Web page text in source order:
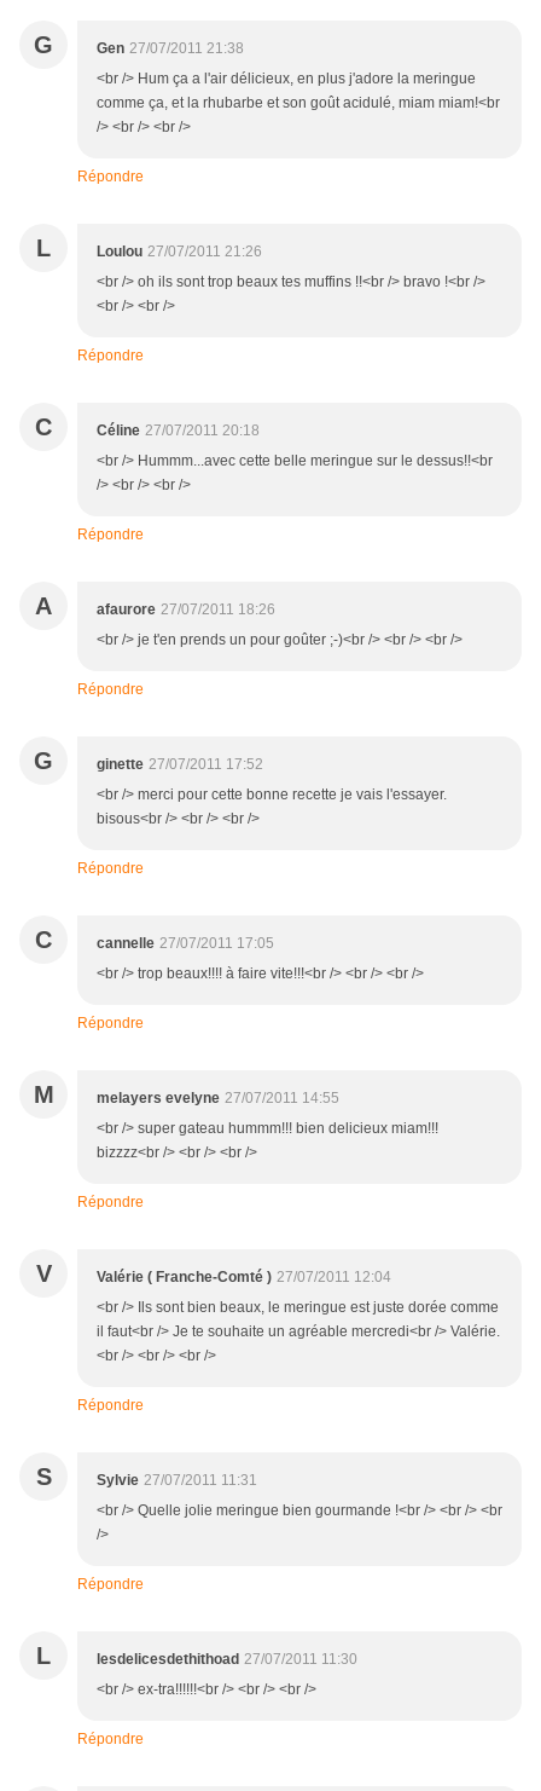
G Gen 27/07/2011 21:38
<br /> Hum ça a l'air délicieux, en plus j'adore la meringue
comme ça, et la rhubarbe et son goût acidulé, miam miam!<br
/> <br /> <br />
Répondre
L Loulou 27/07/2011 21:26
<br /> oh ils sont trop beaux tes muffins !!<br /> bravo !<br />
<br /> <br />
Répondre
C Céline 27/07/2011 20:18
<br /> Hummm...avec cette belle meringue sur le dessus!!<br
/> <br /> <br />
Répondre
A afaurore 27/07/2011 18:26
<br /> je t'en prends un pour goûter ;-)<br /> <br /> <br />
Répondre
G ginette 27/07/2011 17:52
<br /> merci pour cette bonne recette je vais l'essayer.
bisous<br /> <br /> <br />
Répondre
C cannelle 27/07/2011 17:05
<br /> trop beaux!!!! à faire vite!!!<br /> <br /> <br />
Répondre
M melayers evelyne 27/07/2011 14:55
<br /> super gateau hummm!!! bien delicieux miam!!!
bizzzz<br /> <br /> <br />
Répondre
V Valérie ( Franche-Comté ) 27/07/2011 12:04
<br /> Ils sont bien beaux, le meringue est juste dorée comme
il faut<br /> Je te souhaite un agréable mercredi<br /> Valérie.
<br /> <br /> <br />
Répondre
S Sylvie 27/07/2011 11:31
<br /> Quelle jolie meringue bien gourmande !<br /> <br /> <br
/>
Répondre
L lesdelicesdethithoad 27/07/2011 11:30
<br /> ex-tra!!!!!!<br /> <br /> <br />
Répondre